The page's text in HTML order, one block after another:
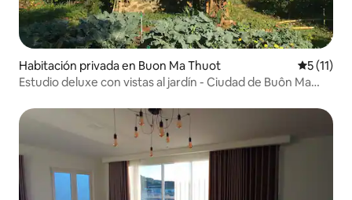
Habitación privada en Buon Ma Thuot
5 (11)
Estudio deluxe con vistas al jardín - Ciudad de Buôn Ma